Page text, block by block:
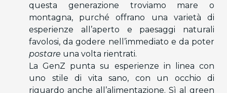
questa generazione troviamo mare o
montagna, purché offrano una varietà di
esperienze all’aperto e paesaggi naturali
favolosi, da godere nell’immediato e da poter
postare una volta rientrati.
La GenZ punta su esperienze in linea con
uno stile di vita sano, con un occhio di
riguardo anche all’alimentazione. Sì al green